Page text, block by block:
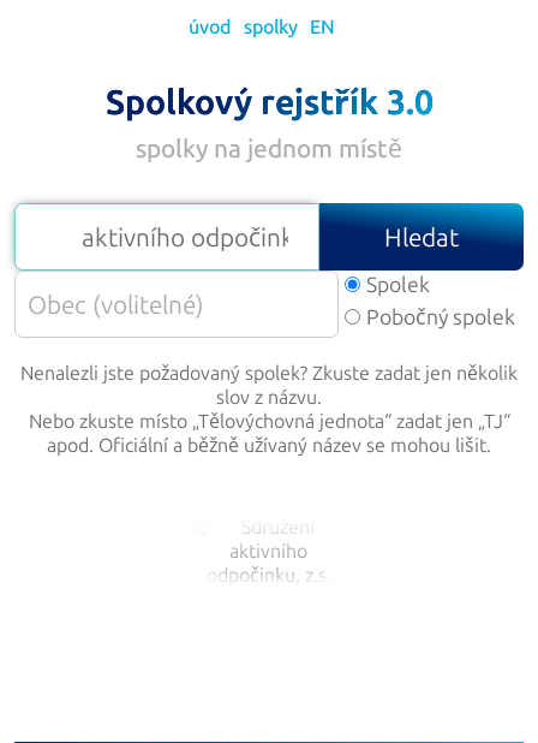
úvod spolky EN
Spolkový rejstřík 3.0
spolky na jednom místě
Hledat
Spolek
Pobočný spolek
Nenalezli jste požadovaný spolek? Zkuste zadat jen několik
slov z názvu.
Nebo zkuste místo „Tělovýchovná jednota“ zadat jen „TJ“
apod. Oficiální a běžně užívaný název se mohou lišit.